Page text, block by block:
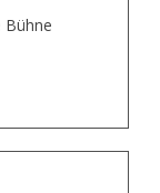
Bühne